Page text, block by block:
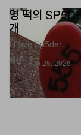
패션
영 떡의
개
I Love Sp5der.
Feb 25, 2026